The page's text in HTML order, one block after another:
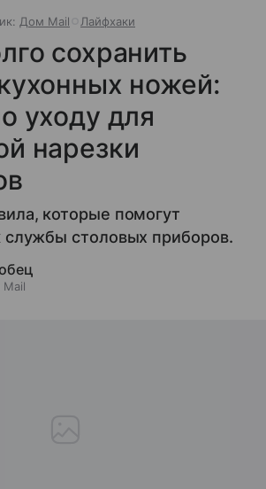
Дом Mail Лайфхаки
сохранить
ножей:
уходу для
нарезки
которые помогут
службы столовых приборов.